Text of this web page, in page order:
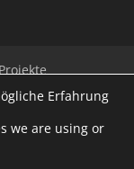
Links
Erfahrung
we are using or